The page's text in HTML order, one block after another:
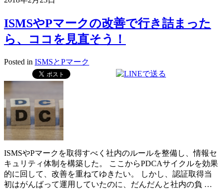
ISMSやPマークの改善で行き詰まった
ら、ココを見直そう！
Posted in ISMSとPマーク
ISMSやPマークを取得すべく社内のルールを整備し、情報セ
キュリティ体制を構築した。 ここからPDCAサイクルを効果
的に回して、改善を重ねてゆきたい。 しかし、認証取得当
初はがんばって運用していたのに、だんだんと社内の負 …